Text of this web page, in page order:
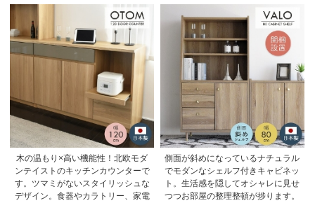
木の温もり×高い機能性！北欧モダ
ンテイストのキッチンカウンターで
す。ツマミがないスタイリッシュな
デザイン。食器やカラトリー、家電
側面が斜めになっているナチュラル
でモダンなシェルフ付きキャビネッ
ト。生活感を隠してオシャレに見せ
つつお部屋の整理整頓が捗ります。